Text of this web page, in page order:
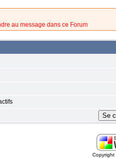
au message dans ce Forum